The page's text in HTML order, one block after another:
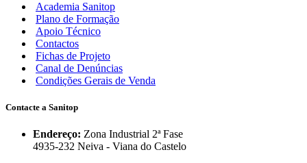
Academia Sanitop
Plano de Formação
Apoio Técnico
Contactos
Fichas de Projeto
Canal de Denúncias
Condições Gerais de Venda
Contacte a Sanitop
Endereço: Zona Industrial 2ª Fase
4935-232 Neiva - Viana do Castelo